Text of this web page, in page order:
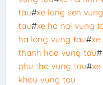
tau#xe lang sen
tau#xe ha noi vung
ha long vung tau#xe
thanh hoa vung tau#
phu tho vung tau#
khau vung tau